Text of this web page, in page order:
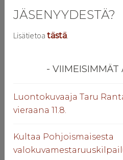
JÄSENYYDESTÄ?
Lisätietoatästä.
VIIMEISIMMÄT
Luontokuvaaja Taru
vieraana 11.8.
Kultaa Pohjoismaisesta